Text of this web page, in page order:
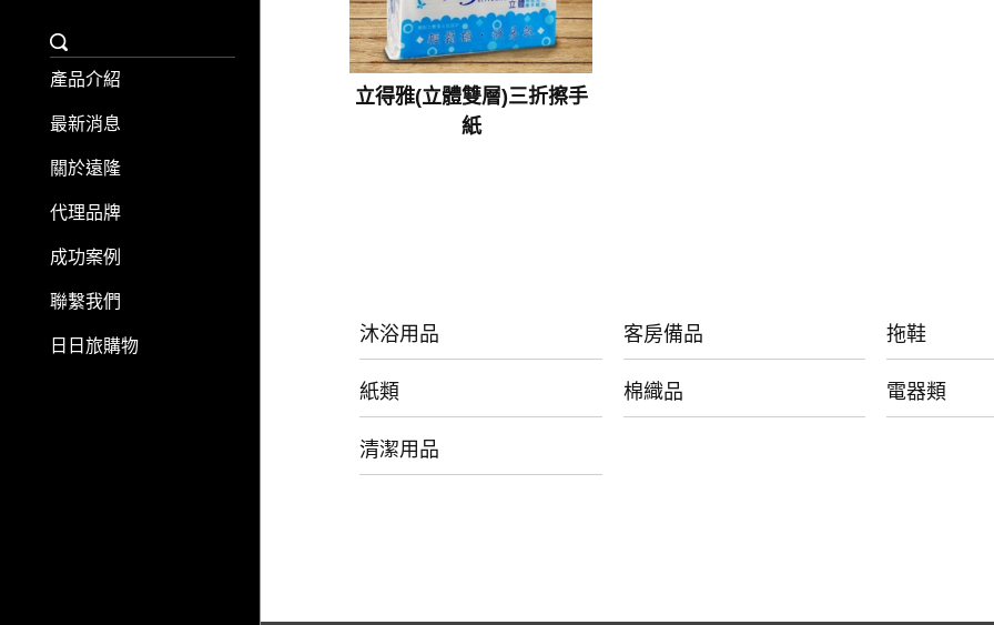
產品介紹
最新消息
關於遠隆
代理品牌
成功案例
聯繫我們
日日旅購物
立得雅(立體雙層)三折擦手
紙
沐浴用品 客房備品 拖鞋
紙類 棉織品 電器類
清潔用品